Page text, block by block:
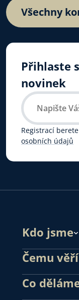
Všechny
Přihlaste
novinek
Registrací
osobních údajů
Kdo jsme
Čemu
Co